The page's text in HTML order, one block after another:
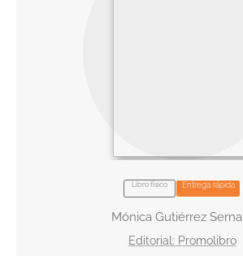
Libro físico Entrega rápida
Mónica Gutiérrez Serna
Promolibro
book haven